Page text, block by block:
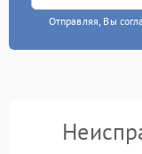
Отправляя, Вы